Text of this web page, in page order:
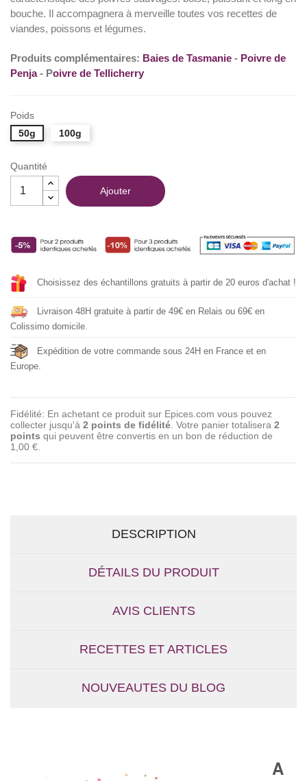
bouche. Il accompagnera à merveille toutes vos recettes de
viandes, poissons et légumes.
Produits complémentaires: Baies de Tasmanie - Poivre de
Penja- Poivre de Tellicherry
Poids
50g
100g
Quantité
Ajouter
Choisissez des échantillons gratuits à partir de 20 euros d'achat !
Livraison 48H gratuite à partir de 49€ en Relais ou 69€ en
Colissimo domicile.
Expédition de votre commande sous 24H en France et en
Europe.
Fidélité: En achetant ce produit sur Epices.com vous pouvez
collecter jusqu'à 2 points de fidélité . Votre panier totalisera 2
points qui peuvent être convertis en un bon de réduction de
1,00 €
DESCRIPTION
DÉTAILS DU PRODUIT
AVIS CLIENTS
RECETTES ET ARTICLES
NOUVEAUTES DU BLOG
A